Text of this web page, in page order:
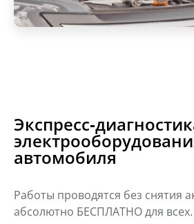
Экспресс-
автомобиля
Работы проводятся без снятия
абсолютно БЕСПЛАТНО для всех.